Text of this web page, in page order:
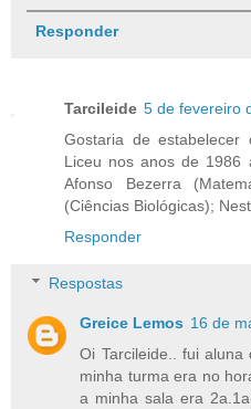
Responder
Tarcileide 5 de fevereiro
Gostaria de
Liceu nos anos de 1986
Afonso Bezerra
(Ciências Biológicas);
Responder
Respostas
Greice Lemos 16 de
Oi Tarcileide.. fui
minha turma era no
a minha sala era